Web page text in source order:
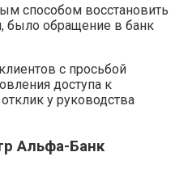
способом восстановить
было обращение в банк
с просьбой
доступа к
у руководства
Альфа-Банк